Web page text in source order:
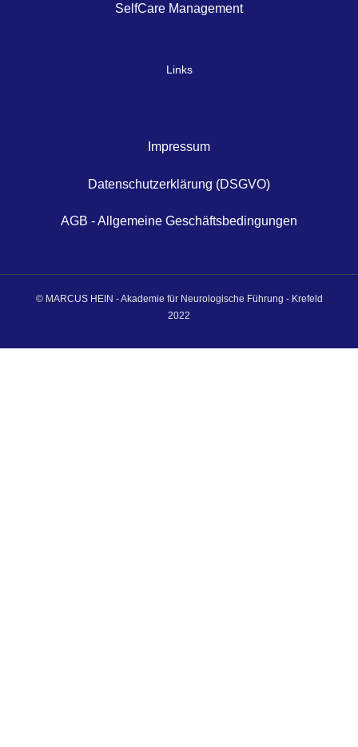
SelfCare Management
Links
Impressum
Datenschutzerklärung (DSGVO)
AGB - Allgemeine Geschäftsbedingungen
© MARCUS HEIN - Akademie für Neurologische Führung - Krefeld
2022